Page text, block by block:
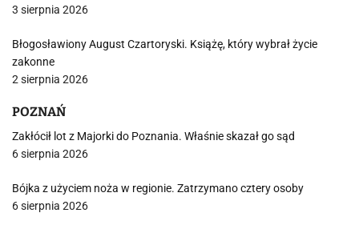
3 sierpnia 2026
Błogosławiony August Czartoryski. Książę, który wybrał życie
zakonne
2 sierpnia 2026
POZNAŃ
Zakłócił lot z Majorki do Poznania. Właśnie skazał go sąd
6 sierpnia 2026
Bójka z użyciem noża w regionie. Zatrzymano cztery osoby
6 sierpnia 2026